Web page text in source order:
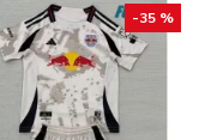
-35 %